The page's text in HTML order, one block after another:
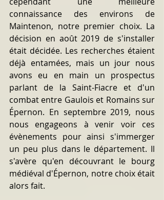
connaissance des environs de
Maintenon, notre premier choix. La
décision en août 2019 de s'installer
était décidée. Les recherches étaient
déjà entamées, mais un jour nous
avons eu en main un prospectus
parlant de la Saint-Fiacre et d'un
combat entre Gaulois et Romains sur
Épernon. En septembre 2019, nous
nous engageons à venir voir ces
évènements pour ainsi s'immerger
un peu plus dans le département. Il
s'avère qu'en découvrant le bourg
médiéval d'Épernon, notre choix était
alors fait.